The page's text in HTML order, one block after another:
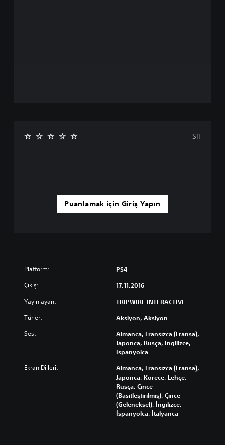
Puanlamak için Giriş Yapın
Sil
Platform: PS4
Çıkış: 17.11.2016
Yayınlayan: TRIPWIRE INTERACTIVE
Türler: Aksiyon, Aksiyon
Ses:
Almanca, Fransızca (Fransa),
Japonca, Rusça, İngilizce,
İspanyolca
Ekran Dilleri:
Almanca, Fransızca (Fransa),
Japonca, Korece, Lehçe,
Rusça, Çince
(Basitleştirilmiş), Çince
(Geleneksel), İngilizce,
İspanyolca, İtalyanca